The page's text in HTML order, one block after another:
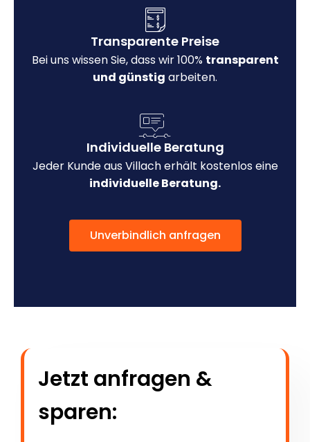
Transparente Preise
Bei uns wissen Sie, dass wir 100% transparent
und günstig arbeiten.
Individuelle Beratung
Jeder Kunde aus Villach erhält kostenlos eine
individuelle Beratung.
Unverbindlich anfragen
Jetzt anfragen &
sparen: